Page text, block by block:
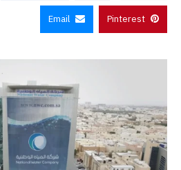
Pinterest
Email